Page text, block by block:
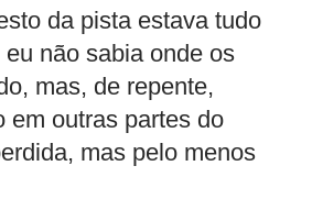
da pista estava tudo
não sabia onde os
mas, de repente,
em outras partes do
mas pelo menos